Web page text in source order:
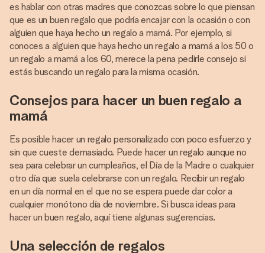
es hablar con otras madres que conozcas sobre lo que piensan
que es un buen regalo que podría encajar con la ocasión o con
alguien que haya hecho un regalo a mamá. Por ejemplo, si
conoces a alguien que haya hecho un regalo a mamá a los 50 o
un regalo a mamá a los 60, merece la pena pedirle consejo si
estás buscando un regalo para la misma ocasión.
Consejos para hacer un buen regalo a
mamá
Es posible hacer un regalo personalizado con poco esfuerzo y
sin que cueste demasiado. Puede hacer un regalo aunque no
sea para celebrar un cumpleaños, el Día de la Madre o cualquier
otro día que suela celebrarse con un regalo. Recibir un regalo
en un día normal en el que no se espera puede dar color a
cualquier monótono día de noviembre. Si busca ideas para
hacer un buen regalo, aquí tiene algunas sugerencias.
Una selección de regalos